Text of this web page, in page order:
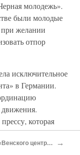
молодежь».
были молодые
желании
отпор
исключительное
в Германии.
движения.
которая
рейх, позволила
совместной
Глава 2 Ликвидация «Венского централа» и попытка работы в Чехословакии →